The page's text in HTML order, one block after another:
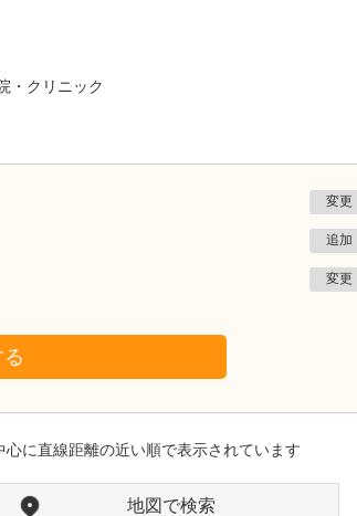
・クリニック
変更
追加
変更
心に直線距離の近い順で表示されています
地図で検索
上福岡くろだ内科クリニック
黒田 直孝院長取材記事